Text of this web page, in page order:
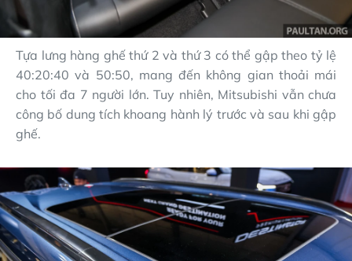
Tựa lưng hàng ghế thứ 2 và thứ 3 có thể gập theo tỷ lệ
40:20:40 và 50:50, mang đến không gian thoải mái
cho tối đa 7 người lớn. Tuy nhiên, Mitsubishi vẫn chưa
công bố dung tích khoang hành lý trước và sau khi gập
ghế.